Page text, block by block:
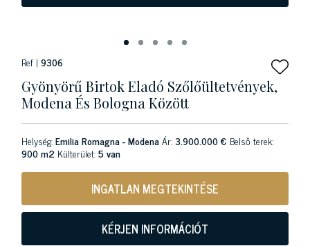
Ref | 9306
Gyönyörű Birtok Eladó Szőlőültetvények,
Modena És Bologna Között
Helység:Emilia Romagna - ModenaÁr:3.900.000 € Belső terek:
900 m2 Külterület:5 van
INGATLAN MEGTEKINTÉSE
KÉRJEN INFORMÁCIÓT